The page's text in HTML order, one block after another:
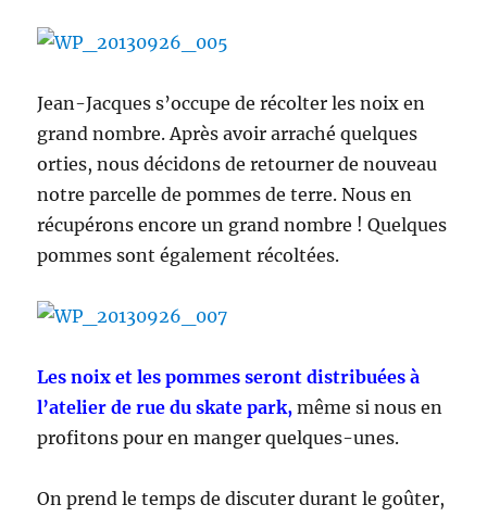
Jean-Jacques s’occupe de récolter les noix en
grand nombre. Après avoir arraché quelques
orties, nous décidons de retourner de nouveau
notre parcelle de pommes de terre. Nous en
récupérons encore un grand nombre ! Quelques
pommes sont également récoltées.
Les noix et les pommes seront distribuées à
l’atelier de rue du skate park, même si nous en
profitons pour en manger quelques-unes.
On prend le temps de discuter durant le goûter,